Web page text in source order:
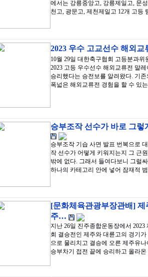
에서는 강릉중앙고, 강릉제일고, 문
천고, 광문고, 제천제일고 12개 고등
2023 우수 고교선수 해외
10월 29일 대한축구협회 고등분과
2023 고등 우수선수 해외교류전 말
승리했다는 승전보를 알려왔다. 기
폭넓은 해외교류전 경험을 할 수 있
승부조작 선수가 바로 그
승부조작 기습 사면 발표 번복으로
작 선수가 어떻게 키워지는지 그 근
밖에 없다. 그래서 들여다보니 그럴
하나의 카테고리 안에 넣어 잠재적
[문화체육관광부장관배]
주…
지난 26일 진주종합운동장에서
회 결승전인 제주와 대륜고의 경기
으로 물리치고 결승에 오른 제주유
승부차기 접전 끝에 승리하고 올라